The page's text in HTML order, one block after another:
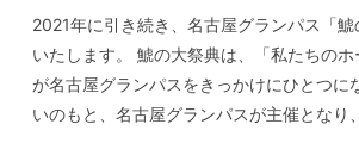
2021年に引き続き、名古屋グランパス「
いたします。 鯱の大祭典は、「私たちの
が名古屋グランパスをきっかけにひとつに
いのもと、名古屋グランパスが主催とな